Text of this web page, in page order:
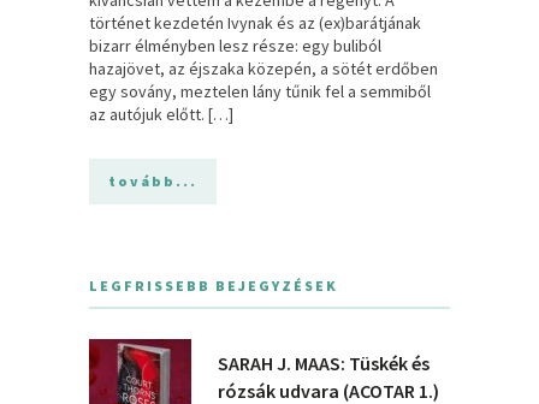
történet kezdetén Ivynak és az (ex)barátjának
bizarr élményben lesz része: egy buliból
hazajövet, az éjszaka közepén, a sötét erdőben
egy sovány, meztelen lány tűnik fel a semmiből
az autójuk előtt. […]
tovább...
LEGFRISSEBB BEJEGYZÉSEK
SARAH J. MAAS: Tüskék és
rózsák udvara (ACOTAR 1.)